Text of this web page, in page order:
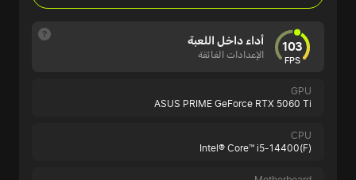
103
FPS
أداء داخل اللعبة
الإعدادات الفائقة
GPU
ASUS PRIME GeForce RTX 5060 Ti
CPU
Intel® Core™ i5-14400(F)